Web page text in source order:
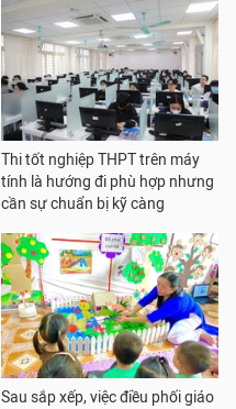
Thi tốt nghiệp THPT trên máy
tính là hướng đi phù hợp nhưng
cần sự chuẩn bị kỹ càng
Sau sắp xếp, việc điều phối giáo